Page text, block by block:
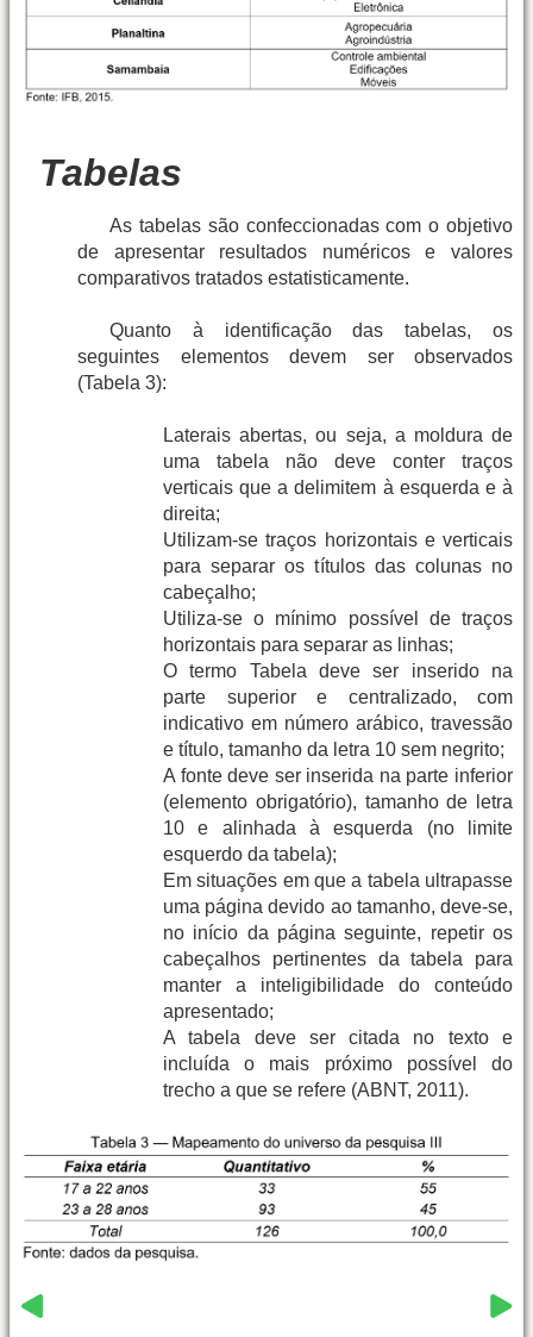
Tabelas
As tabelas são confeccionadas com o objetivo
de apresentar resultados numéricos e valores
comparativos tratados estatisticamente.
Quanto à identificação das tabelas, os
seguintes elementos devem ser observados
(Tabela 3):
Laterais abertas, ou seja, a moldura de
uma tabela não deve conter traços
verticais que a delimitem à esquerda e à
direita;
Utilizam-se traços horizontais e verticais
para separar os títulos das colunas no
cabeçalho;
Utiliza-se o mínimo possível de traços
horizontais para separar as linhas;
O termo Tabela deve ser inserido na
parte superior e centralizado, com
indicativo em número arábico, travessão
e título, tamanho da letra 10 sem negrito;
A fonte deve ser inserida na parte inferior
(elemento obrigatório), tamanho de letra
10 e alinhada à esquerda (no limite
esquerdo da tabela);
Em situações em que a tabela ultrapasse
uma página devido ao tamanho, deve-se,
no início da página seguinte, repetir os
cabeçalhos pertinentes da tabela para
manter a inteligibilidade do conteúdo
apresentado;
A tabela deve ser citada no texto e
incluída o mais próximo possível do
trecho a que se refere (ABNT, 2011).